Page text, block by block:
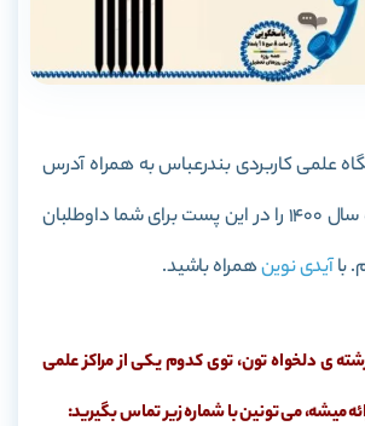
علمی کاربردی بندرعباس به همراه آدرس
دقیق آپدیت شده سال 1400 را در این پست برای شما داوطلبان
باآیدی نوینهمراه باشید.
ی دلخواه تون، توی کدوم یکی از مراکز علمی
میشه، می تونین با شماره زیر تماس بگیرید: